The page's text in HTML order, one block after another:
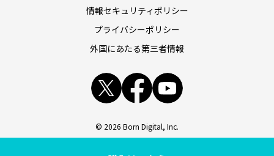
情報セキュリティポリシー
プライバシーポリシー
外国にあたる第三者情報
x facebook
© 2026 Born Digital, Inc.